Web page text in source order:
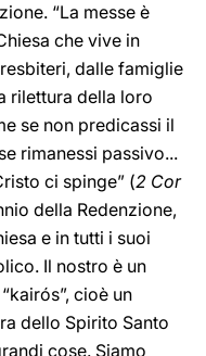
“La messe è
che vive in
dalle famiglie
rilettura della loro
se non predicassi il
rimanessi passivo...
ci spinge” (2 Cor
della Redenzione,
e in tutti i suoi
Il nostro è un
cioè un
dello Spirito Santo
cose. Siamo